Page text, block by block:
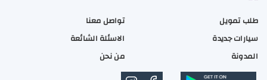
طلب تمويل
سيارات جديدة
المدونة
تواصل معنا
الاسئلة الشائعة
من نحن